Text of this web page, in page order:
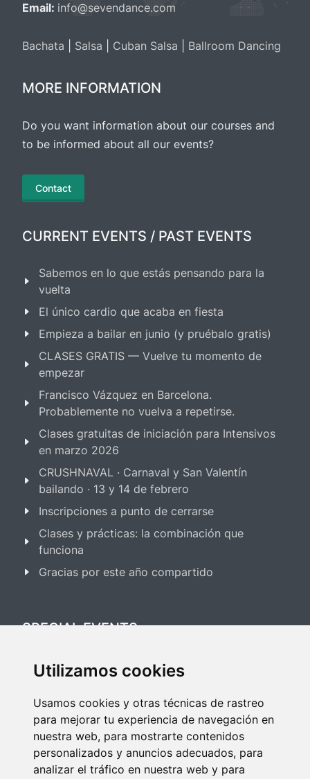
Utilizamos cookies
Usamos cookies y otras técnicas de rastreo
para mejorar tu experiencia de navegación en
nuestra web, para mostrarte contenidos
personalizados y anuncios adecuados, para
analizar el tráfico en nuestra web y para
Email: info@sevendance.com
Bachata Salsa Cuban Salsa Ballroom Dancing
MORE INFORMATION
Do you want information about our courses and
to be informed about all our events?
Contact
CURRENT EVENTS / PAST EVENTS
Sabemos en lo que estás pensando para la
vuelta
El único cardio que acaba en fiesta
Empieza a bailar en junio (y pruébalo gratis)
CLASES GRATIS — Vuelve tu momento de
empezar
Francisco Vázquez en Barcelona.
Probablemente no vuelva a repetirse.
Clases gratuitas de iniciación para Intensivos
en marzo 2026
CRUSHNAVAL · Carnaval y San Valentín
bailando · 13 y 14 de febrero
Inscripciones a punto de cerrarse
Clases y prácticas: la combinación que
funciona
Gracias por este año compartido
SPECIAL EVENTS
Festival Salsa & Bachata 2025
Festival Bailes de Salón 2025